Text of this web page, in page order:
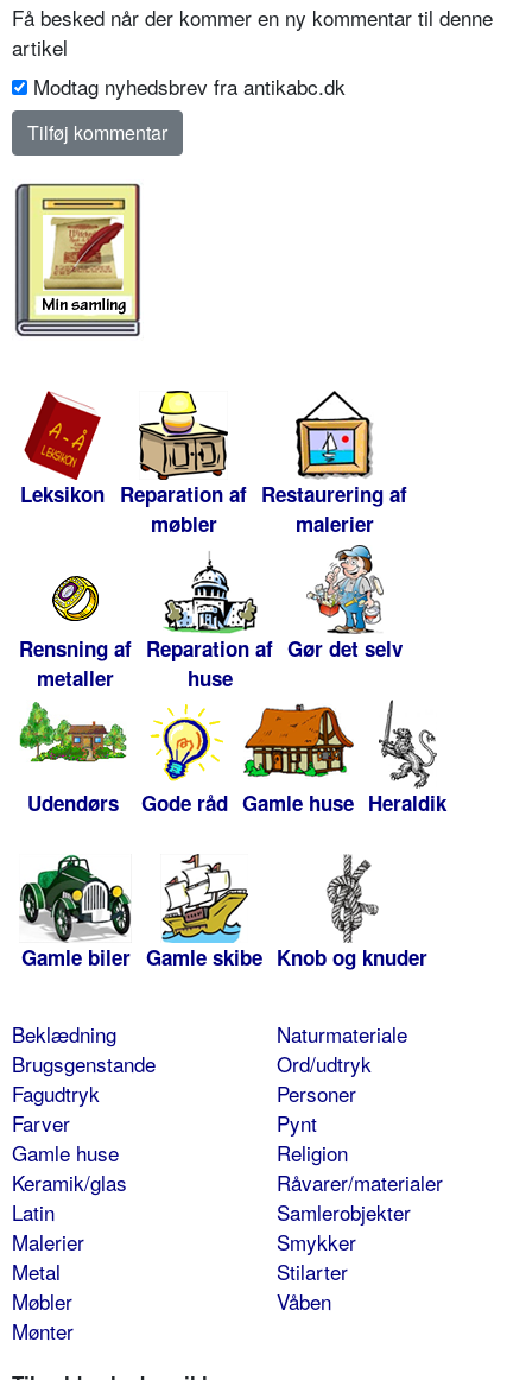
Få besked når der kommer en ny kommentar til denne
artikel
Modtag nyhedsbrev fra antikabc.dk
Leksikon Reparation af
møbler
Restaurering af
malerier
Rensning af
metaller
Reparation af
huse
Gør det selv
Udendørs Gode råd Gamle huse Heraldik
Gamle biler Gamle skibe Knob og knuder
Beklædning
Brugsgenstande
Fagudtryk
Farver
Gamle huse
Keramik/glas
Latin
Malerier
Metal
Møbler
Mønter
Naturmateriale
Ord/udtryk
Personer
Pynt
Religion
Råvarer/materialer
Samlerobjekter
Smykker
Stilarter
Våben